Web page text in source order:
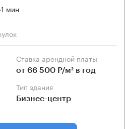
1 мин
Ставка арендной платы
от 66 500 Р/м² в год
Тип здания
Бизнес-центр